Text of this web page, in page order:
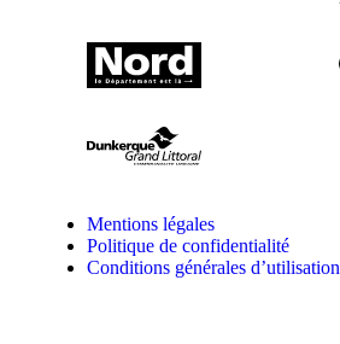
Mentions légales
Politique de confidentialité
Conditions générales d’utilisation